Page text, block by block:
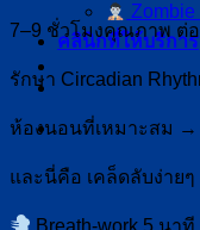
คลินิกที่ให้บริการ
7–9 ชั่วโมงคุณภาพ ต่
รักษา Circadian
ห้องนอนที่เหมาะสม →
และนี่คือ เคล็ดลับง่าย
Breath-work 5 นา